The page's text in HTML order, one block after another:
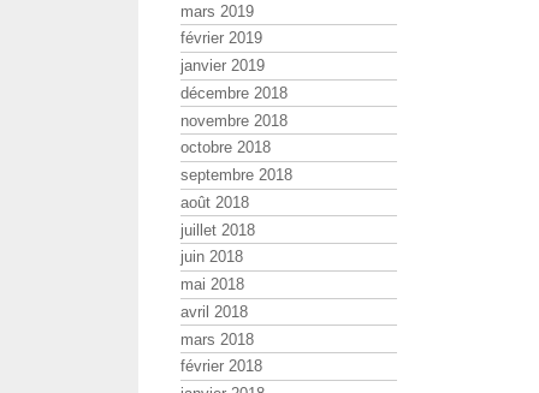
mars 2019
février 2019
janvier 2019
décembre 2018
novembre 2018
octobre 2018
septembre 2018
août 2018
juillet 2018
juin 2018
mai 2018
avril 2018
mars 2018
février 2018